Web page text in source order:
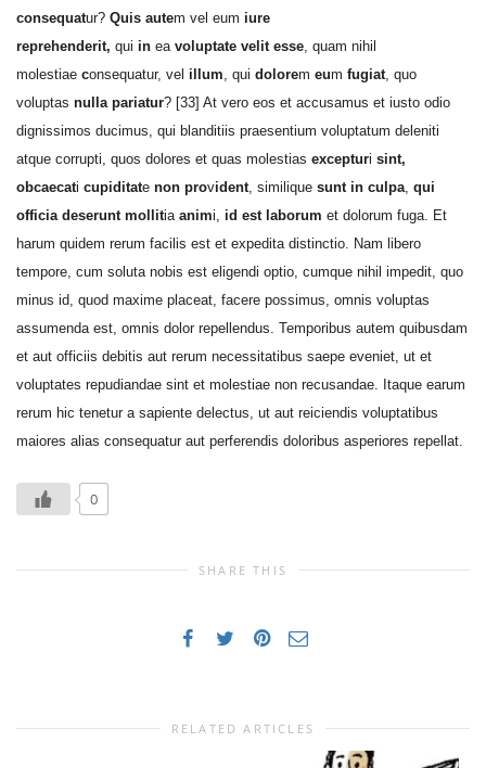
consequatur? Quis autem vel eum iure
reprehenderit, qui in ea voluptate velit esse, quam nihil
molestiae consequatur, vel illum, qui dolorem eum fugiat, quo
voluptas nulla pariatur? [33] At vero eos et accusamus et iusto odio
dignissimos ducimus, qui blanditiis praesentium voluptatum deleniti
atque corrupti, quos dolores et quas molestias excepturi sint,
obcaecati cupiditate non provident, similique sunt in culpa, qui
officia deserunt mollitia animi, id est laborum et dolorum fuga. Et
harum quidem rerum facilis est et expedita distinctio. Nam libero
tempore, cum soluta nobis est eligendi optio, cumque nihil impedit, quo
minus id, quod maxime placeat, facere possimus, omnis voluptas
assumenda est, omnis dolor repellendus. Temporibus autem quibusdam
et aut officiis debitis aut rerum necessitatibus saepe eveniet, ut et
voluptates repudiandae sint et molestiae non recusandae. Itaque earum
rerum hic tenetur a sapiente delectus, ut aut reiciendis voluptatibus
maiores alias consequatur aut perferendis doloribus asperiores repellat.
0
SHARE THIS
RELATED ARTICLES